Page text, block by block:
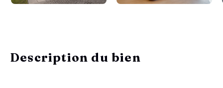
Description du bien